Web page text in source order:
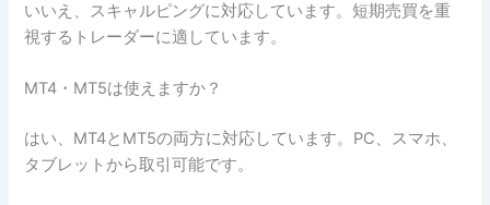
いいえ、スキャルピングに対応しています。短期売買を重
視するトレーダーに適しています。
MT4・MT5は使えますか？
はい、MT4とMT5の両方に対応しています。PC、スマホ、
タブレットから取引可能です。